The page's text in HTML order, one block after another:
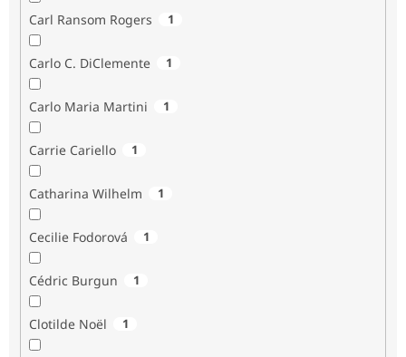
Carl Ransom Rogers 1
Carlo C. DiClemente 1
Carlo Maria Martini 1
Carrie Cariello 1
Catharina Wilhelm 1
Cecilie Fodorová 1
Cédric Burgun 1
Clotilde Noël 1